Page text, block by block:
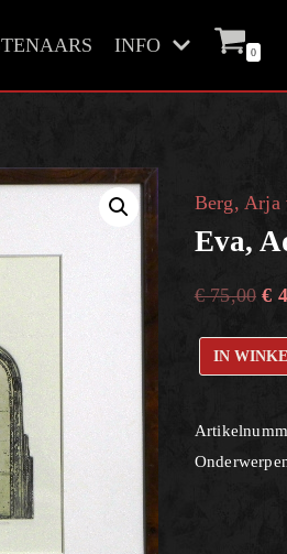
INFO 0
Berg, Arja
Eva,
€75,00 €
IN